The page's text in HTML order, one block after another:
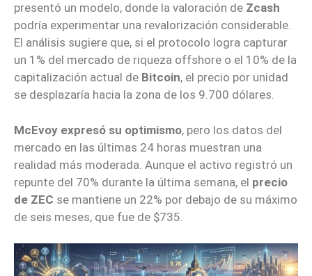
presentó un modelo, donde la valoración de Zcash
podría experimentar una revalorización considerable.
El análisis sugiere que, si el protocolo logra capturar
un 1% del mercado de riqueza offshore o el 10% de la
capitalización actual de Bitcoin, el precio por unidad
se desplazaría hacia la zona de los 9.700 dólares.
McEvoy expresó su optimismo, pero los datos del
mercado en las últimas 24 horas muestran una
realidad más moderada. Aunque el activo registró un
repunte del 70% durante la última semana, el precio
de ZEC se mantiene un 22% por debajo de su máximo
de seis meses, que fue de $735.